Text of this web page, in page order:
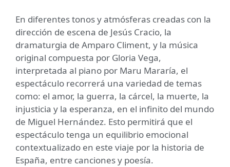
En diferentes tonos y atmósferas creadas con la
dirección de escena de Jesús Cracio, la
dramaturgia de Amparo Climent, y la música
original compuesta por Gloria Vega,
interpretada al piano por Maru Mararía, el
espectáculo recorrerá una variedad de temas
como: el amor, la guerra, la cárcel, la muerte, la
injusticia y la esperanza, en el infinito del mundo
de Miguel Hernández. Esto permitirá que el
espectáculo tenga un equilibrio emocional
contextualizado en este viaje por la historia de
España, entre canciones y poesía.